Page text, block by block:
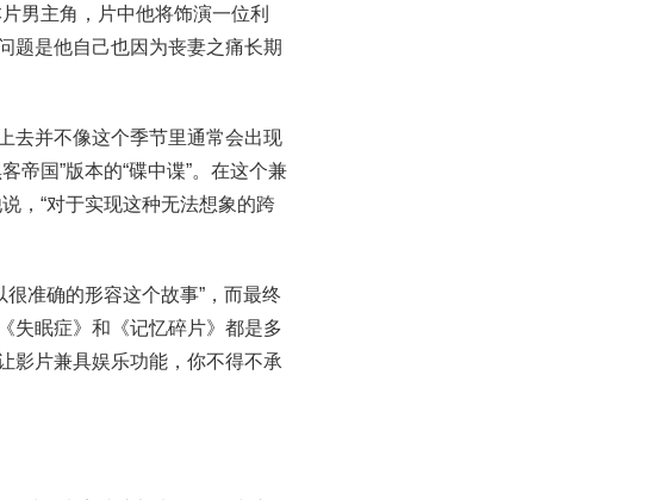
男主角，片中他将饰演一位利
题是他自己也因为丧妻之痛长期
去并不像这个季节里通常会出现
帝国”版本的“碟中谍”。在这个兼
，“对于实现这种无法想象的跨
准确的形容这个故事”，而最终
失眠症》和《记忆碎片》都是多
影片兼具娱乐功能，你不得不承